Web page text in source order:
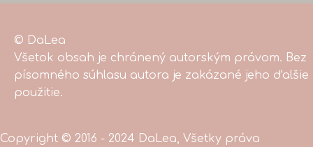
© DaLea
Všetok obsah je chránený autorským právom. Bez
písomného súhlasu autora je zakázané jeho ďalšie
použitie.
Copyright © 2016 - 2024 DaLea, Všetky práva